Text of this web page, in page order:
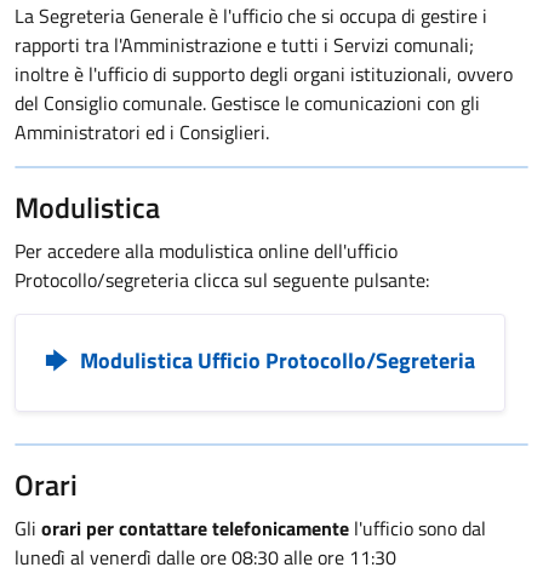
La Segreteria Generale è l'ufficio che si occupa di gestire i
rapporti tra l'Amministrazione e tutti i Servizi comunali;
inoltre è l'ufficio di supporto degli organi istituzionali, ovvero
del Consiglio comunale. Gestisce le comunicazioni con gli
Amministratori ed i Consiglieri.
Modulistica
Per accedere alla modulistica online dell'ufficio
Protocollo/segreteria clicca sul seguente pulsante:
Modulistica Ufficio Protocollo/Segreteria
Orari
Gli orari per contattare telefonicamente l'ufficio sono dal
lunedì al venerdì dalle ore 08:30 alle ore 11:30